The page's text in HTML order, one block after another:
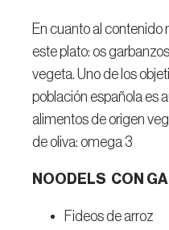
En cuanto al contenido
este plato: os
vegeta. Uno de los
población española es
alimentos de origen
de oliva: omega 3
NOODELS CON
Fideos de arroz